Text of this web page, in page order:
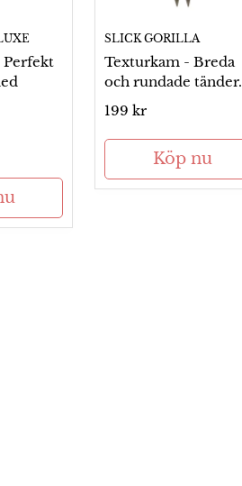
SLICK GORILLA
Texturkam - Breda
och rundade tänder.
Ordinarie
199 kr
Köp nu